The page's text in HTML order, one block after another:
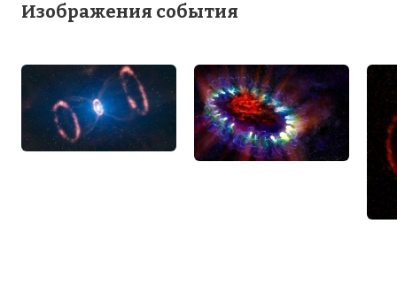
Изображения события